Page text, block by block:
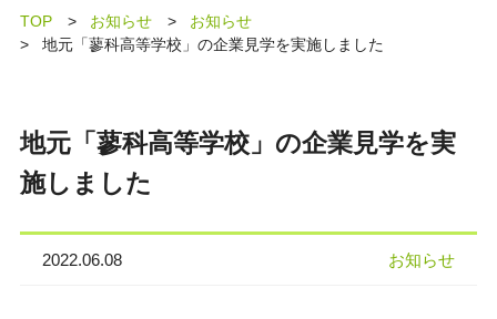
TOP お知らせ
お知らせ
地元「蓼科高等学校」の企業見学を実施しました
地元「蓼科高等学校」の企業見学を実
施しました
2022.06.08 お知らせ